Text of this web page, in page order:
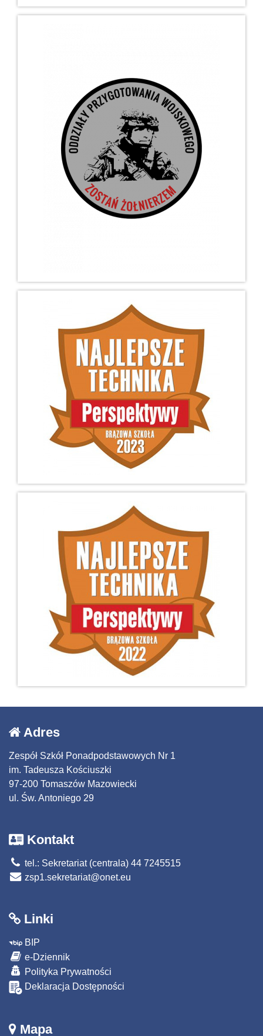
Adres
Zespół Szkół Ponadpodstawowych Nr 1
im. Tadeusza Kościuszki
97-200 Tomaszów Mazowiecki
ul. Św. Antoniego 29
Kontakt
tel.: Sekretariat (centrala) 44 7245515
zsp1.sekretariat@onet.eu
Linki
BIP
e-Dziennik
Polityka Prywatności
Deklaracja Dostępności
Mapa